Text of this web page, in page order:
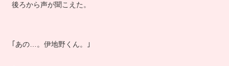
後ろから声が聞こえた。
｢あの…。伊地野くん。｣